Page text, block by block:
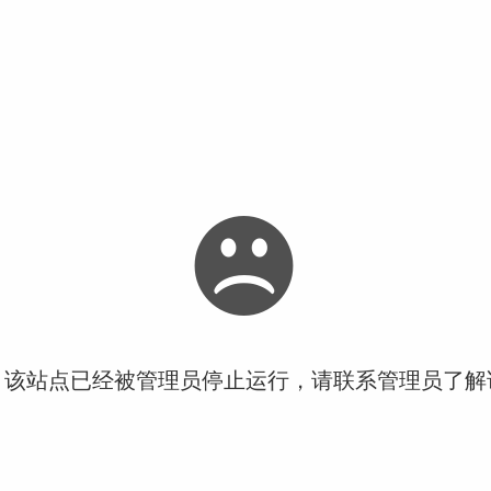
站点已经被管理员停止运行，请联系管理员了